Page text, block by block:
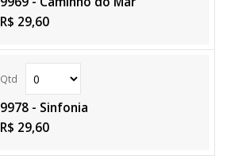
R$ 29,60
9978 - Sinfonia
R$ 29,60